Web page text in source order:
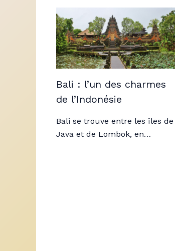
Bali : l’un des charmes
de l’Indonésie
Bali se trouve entre les îles de
Java et de Lombok, en…